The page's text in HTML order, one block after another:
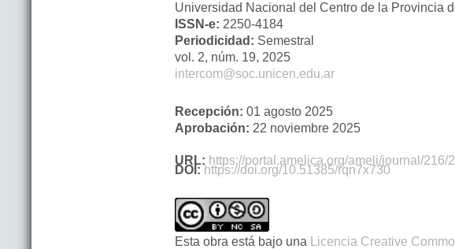
Universidad Nacional del Centro de la Provincia
ISSN-e: 2250-4184
Periodicidad: Semestral
vol. 2, núm. 19, 2025
intercom@soc.unicen.edu.ar
Recepción: 01 agosto 2025
Aprobación: 22 noviembre 2025
URL: https://portal.amelica.org/ameli/journal/216/
DOI: https://doi.org/10.51385/rqn7x730
Esta obra está bajo una Licencia Creative